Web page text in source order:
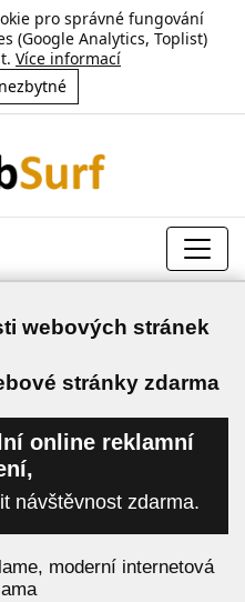
pro správné fungování
(Google Analytics, Toplist)
Více informací
webových stránek
stránky zdarma
online reklamní
návštěvnost zdarma.
moderní internetová